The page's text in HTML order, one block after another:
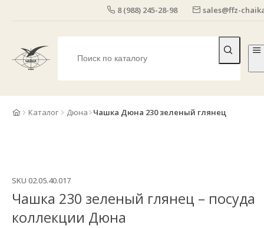
8 (988) 245-28-98 sales@ffz-
Каталог Дюна Чашка Дюна 230 зеленый глянец
SKU 02.05.40.017
Чашка 230 зеленый глянец – посуда
коллекции Дюна